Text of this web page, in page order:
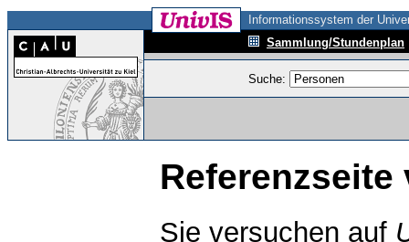
Informationssystem der
Sammlung/Stundenplan
Suche:
Referenzseite
Sie versuchen auf